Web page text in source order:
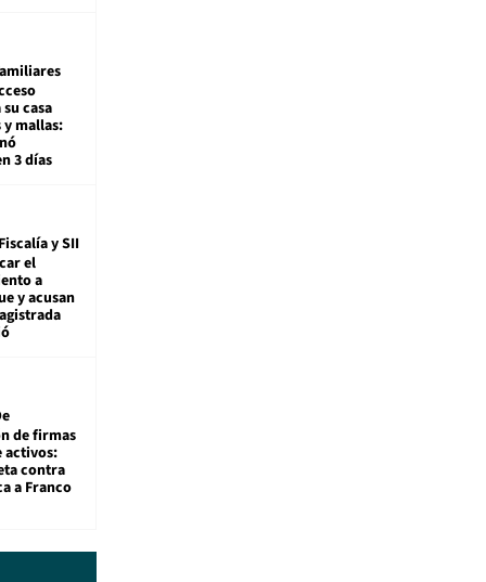
casa
mallas:
3 días
Fiscalía y SII
el
a
y acusan
de firmas
activos:
contra
a Franco